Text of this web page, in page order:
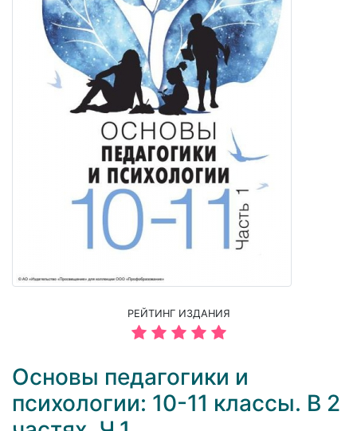
РЕЙТИНГ ИЗДАНИЯ
Основы педагогики и
психологии: 10-11 классы. В 2